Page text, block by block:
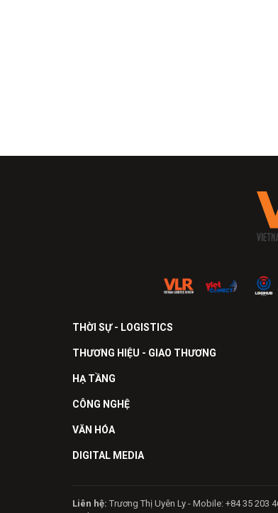
THỜI SỰ - LOGISTICS
THƯƠNG HIỆU - GIAO THƯƠNG
HẠ TẦNG
CÔNG NGHỆ
VĂN HÓA
DIGITAL MEDIA
Liên hệ: Trương Thị Uyên Ly - Mobile: +84 35 203